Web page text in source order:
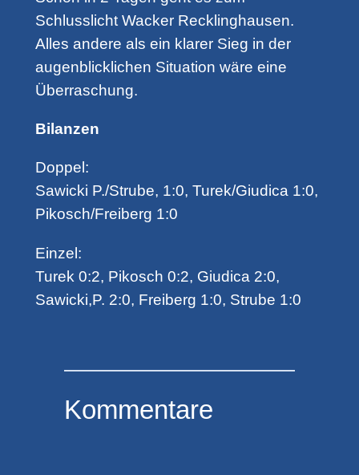
Schlusslicht Wacker Recklinghausen.
Alles andere als ein klarer Sieg in der
augenblicklichen Situation wäre eine
Überraschung.
Bilanzen
Doppel:
Sawicki P./Strube, 1:0, Turek/Giudica 1:0,
Pikosch/Freiberg 1:0
Einzel:
Turek 0:2, Pikosch 0:2, Giudica 2:0,
Sawicki,P. 2:0, Freiberg 1:0, Strube 1:0
Kommentare